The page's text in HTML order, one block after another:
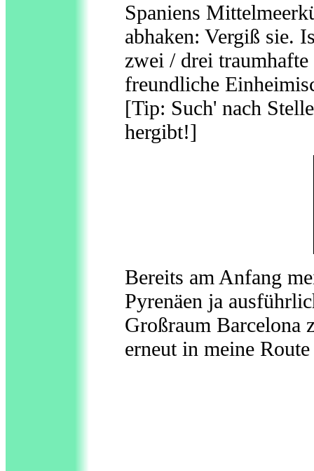
Spaniens
abhaken: Vergiß sie.
zwei / drei
freundliche
[Tip: Such' nach
hergibt!]
Bereits am Anfang
Pyrenäen ja
Großraum Barcelona
erneut in meine